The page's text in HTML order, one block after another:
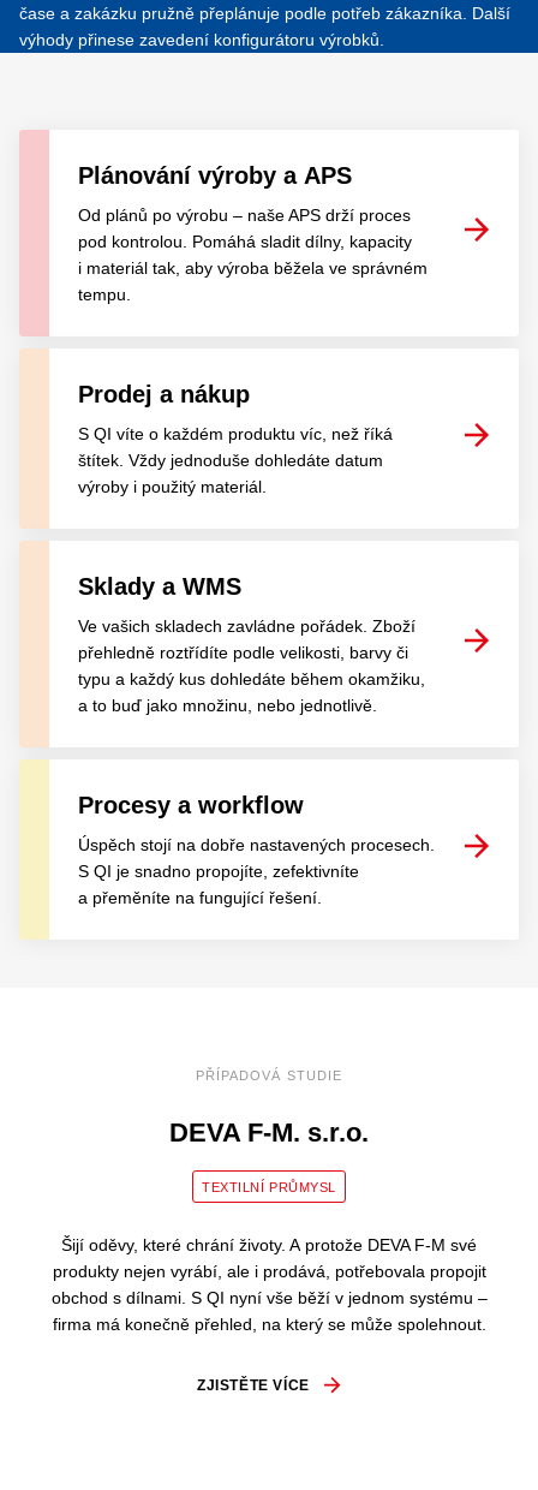
čase a zakázku pružně přeplánuje podle potřeb zákazníka. Další
výhody přinese zavedení konfigurátoru výrobků.
Plánování výroby a APS
Od plánů po výrobu – naše APS drží proces
pod kontrolou. Pomáhá sladit dílny, kapacity
i materiál tak, aby výroba běžela ve správném
tempu.
Prodej a nákup
S QI víte o každém produktu víc, než říká
štítek. Vždy jednoduše dohledáte datum
výroby i použitý materiál.
Sklady a WMS
Ve vašich skladech zavládne pořádek. Zboží
přehledně roztřídíte podle velikosti, barvy či
typu a každý kus dohledáte během okamžiku,
a to buď jako množinu, nebo jednotlivě.
Procesy a workflow
Úspěch stojí na dobře nastavených procesech.
S QI je snadno propojíte, zefektivníte
a přeměníte na fungující řešení.
PŘÍPADOVÁ STUDIE
DEVA F-M. s.r.o.
TEXTILNÍ PRŮMYSL
Šijí oděvy, které chrání životy. A protože DEVA F-M své
produkty nejen vyrábí, ale i prodává, potřebovala propojit
obchod s dílnami. S QI nyní vše běží v jednom systému –
firma má konečně přehled, na který se může spolehnout.
ZJISTĚTE VÍCE